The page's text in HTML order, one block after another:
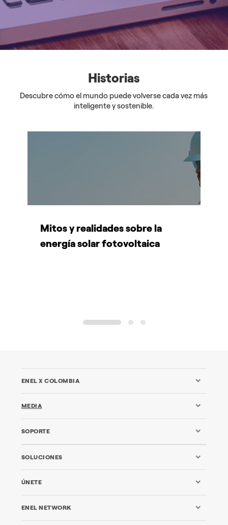
Historias
Descubre cómo el mundo puede volverse cada vez más
inteligente y sostenible.
Mitos y realidades sobre la
energía solar fotovoltaica
1 2 3
ENEL X COLOMBIA
MEDIA
SOPORTE
SOLUCIONES
ÚNETE
ENEL NETWORK